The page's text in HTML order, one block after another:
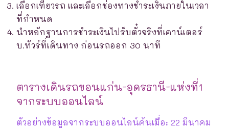
เลือกเที่ยวรถ และเลือกช่องทางชำระเงินภายในเวลา
ที่กำหนด
นำหลักฐานการชำระเงินไปรับตั๋วจริงที่เคาน์เตอร์
บ.ทัวร์ที่เดินทาง ก่อนรถออก 30 นาที
ตารางเดินรถขอนแก่น-อุดรธานี-แห่งที่1
จากระบบออนไลน์
ตัวอย่างข้อมูลจากระบบออนไลน์ค้นเมื่อ: 22 มีนาคม